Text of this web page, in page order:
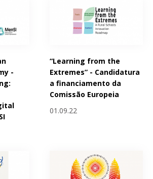
-
“Learning from the
Extremes” - Candidatura
a financiamento da
Comissão Europeia
01.09.22